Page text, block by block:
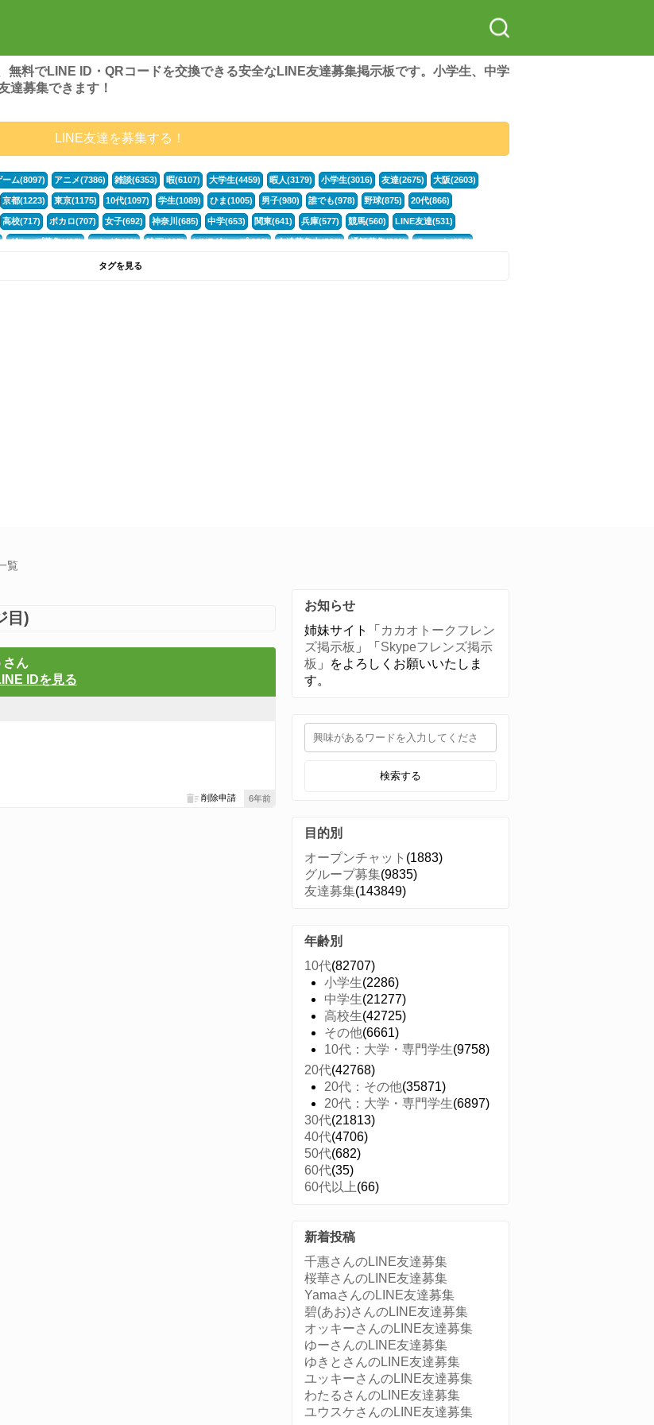
無料でLINE ID・QRコードを交換できる安全なLINE友達募集掲示板です。小学生、中学
達募集できます！
LINE友達を募集する！
ーム(8097) アニメ(7386) 雑談(6353) 暇(6107) 大学生(4459) 暇人(3179) 小学生(3016) 友達(2675) 大阪(2603)
京都(1223) 東京(1175) 10代(1097) 学生(1089) ひま(1005) 男子(980) 誰でも(978) 野球(875) 20代(866)
高校(717) ボカロ(707) 女子(692) 神奈川(685) 中学(653) 関東(641) 兵庫(577) 競馬(560) LINE友達(531)
グループ募集(412) マンガ(401) 映画(395) LINEグループ(388) 友達募集中(382) 通話募集(381) チャット(374)
フォートナイト(320)
タグを見る
覧
目)
さん
IDを見る
6年前
削除申請
お知らせ
姉妹サイト「 カカオトークフレン
ズ掲示板 」「 Skypeフレンズ掲示
板 」をよろしくお願いいたしま
す。
検索する
目的別
オープンチャット (1883)
グループ募集(9835)
友達募集(143849)
年齢別
10代(82707)
小学生(2286)
中学生(21277)
高校生(42725)
その他(6661)
10代：大学・専門学生(9758)
20代(42768)
20代：その他(35871)
20代：大学・専門学生(6897)
30代(21813)
40代(4706)
50代(682)
60代(35)
60代以上(66)
新着投稿
千惠さんのLINE友達募集
桜華さんのLINE友達募集
YamaさんのLINE友達募集
碧(あお)さんのLINE友達募集
オッキーさんのLINE友達募集
ゆーさんのLINE友達募集
ゆきとさんのLINE友達募集
ユッキーさんのLINE友達募集
わたるさんのLINE友達募集
ユウスケさんのLINE友達募集